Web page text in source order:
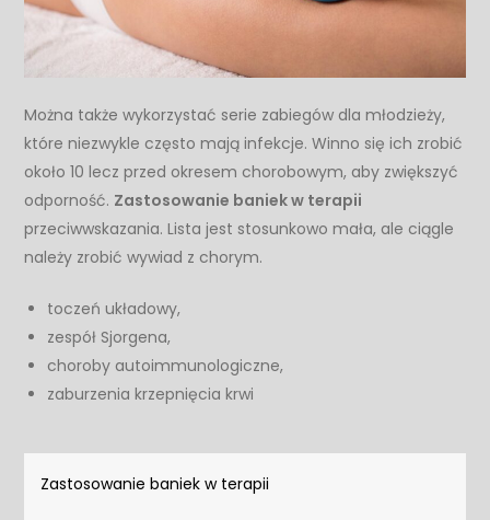
Można także wykorzystać serie zabiegów dla młodzieży,
które niezwykle często mają infekcje. Winno się ich zrobić
około 10 lecz przed okresem chorobowym, aby zwiększyć
odporność. Zastosowanie baniek w terapii
przeciwwskazania. Lista jest stosunkowo mała, ale ciągle
należy zrobić wywiad z chorym.
toczeń układowy,
zespół Sjorgena,
choroby autoimmunologiczne,
zaburzenia krzepnięcia krwi
Zastosowanie baniek w terapii